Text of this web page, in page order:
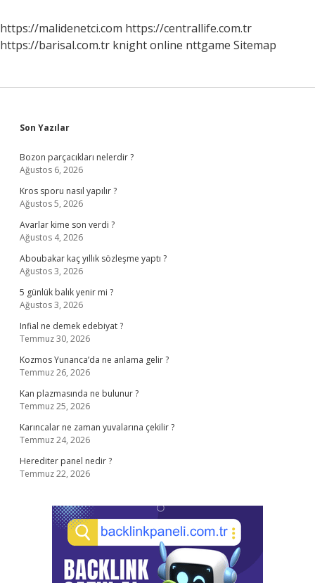
https://malidenetci.com https://centrallife.com.tr
https://barisal.com.tr knight online nttgame Sitemap
Sidebar
Son Yazılar
Bozon parçacıkları nelerdir ?
Ağustos 6, 2026
Kros sporu nasıl yapılır ?
Ağustos 5, 2026
Avarlar kime son verdi ?
Ağustos 4, 2026
Aboubakar kaç yıllık sözleşme yaptı ?
Ağustos 3, 2026
5 günlük balık yenir mi ?
Ağustos 3, 2026
Infial ne demek edebiyat ?
Temmuz 30, 2026
Kozmos Yunanca’da ne anlama gelir ?
Temmuz 26, 2026
Kan plazmasında ne bulunur ?
Temmuz 25, 2026
Karıncalar ne zaman yuvalarına çekilir ?
Temmuz 24, 2026
Herediter panel nedir ?
Temmuz 22, 2026